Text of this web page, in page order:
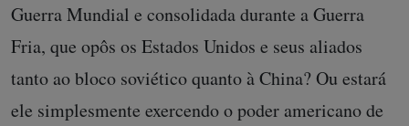
Guerra Mundial e consolidada durante a Guerra
Fria, que opôs os Estados Unidos e seus aliados
tanto ao bloco soviético quanto à China? Ou estará
ele simplesmente exercendo o poder americano de